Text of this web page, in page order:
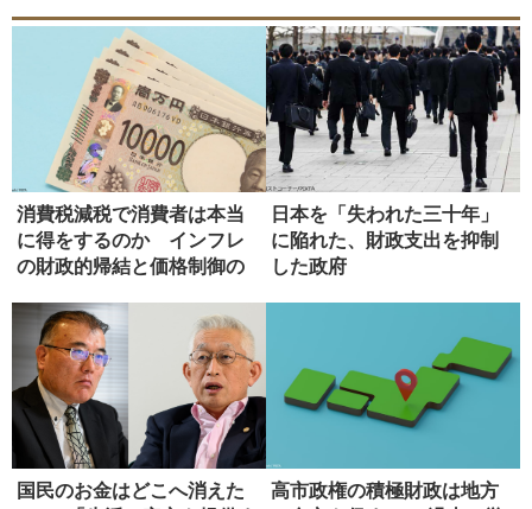
消費税減税で消費者は本当
に得をするのか インフレ
の財政的帰結と価格制御の
日本を「失われた三十年」
に陥れた、財政支出を抑制
した政府
国民のお金はどこへ消えた
高市政権の積極財政は地方